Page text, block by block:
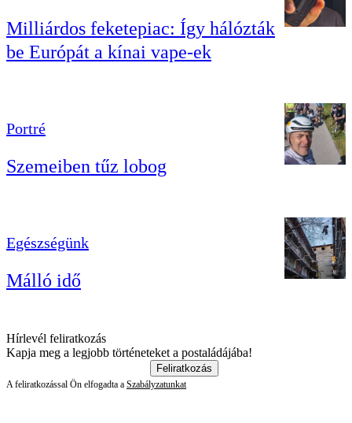
Milliárdos feketepiac: Így hálózták
be Európát a kínai vape-ek
Portré
Szemeiben tűz lobog
Egészségünk
Málló idő
Hírlevél feliratkozás
Kapja meg a legjobb történeteket a postaládájába!
Feliratkozás
A feliratkozással Ön elfogadta a Szabályzatunkat